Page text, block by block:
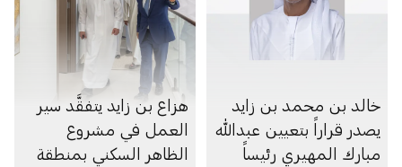
خالد بن محمد بن زايد
يصدر قراراً بتعيين عبدالله
مبارك المهيري رئيساً
هزاع بن زايد يتفقَّد سير
العمل في مشروع
الظاهر السكني بمنطقة